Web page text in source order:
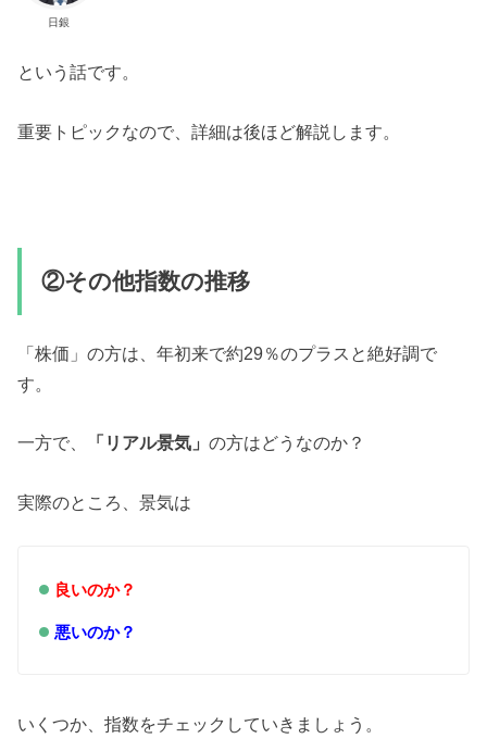
日銀
という話です。
重要トピックなので、詳細は後ほど解説します。
②その他指数の推移
「株価」の方は、年初来で約29％のプラスと絶好調で
す。
一方で、 「リアル景気」の方はどうなのか？
実際のところ、景気は
良いのか？
悪いのか？
いくつか、指数をチェックしていきましょう。